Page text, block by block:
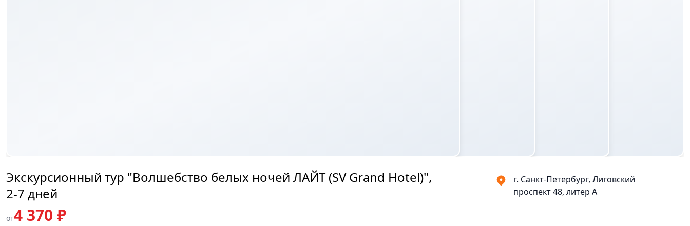
Экскурсионный тур "Волшебство белых ночей ЛАЙТ (SV Grand Hotel)",
2-7 дней
от4 370 ₽
г. Санкт-Петербург, Лиговский
проспект 48, литер А